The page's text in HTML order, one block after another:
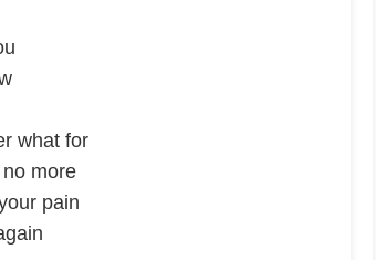
what for
more
pain